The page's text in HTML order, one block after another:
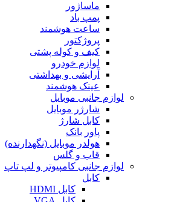
ماساژور
پمپ باد
ساعت هوشمند
پروژکتور
کیف و کوله پشتی
لوازم خودرو
آرایشی و بهداشتی
عینک هوشمند
لوازم جانبی موبایل
شارژر موبایل
کابل شارژ
پاور بانک
هولدر موبایل (نگهدارنده)
قاب و گلس
لوازم جانبی کامپیوتر و لپ تاپ
کابل
کابل HDMI